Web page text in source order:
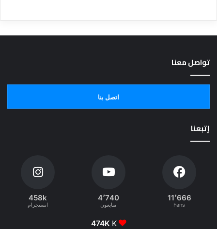
تواصل معنا
اتصل بنا
إتبعنا
11٬666
Fans
4٬740
متابعون
458k
انستجرام
474K K